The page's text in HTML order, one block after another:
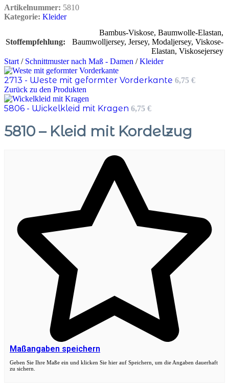
Artikelnummer: 5810
Kategorie: Kleider
Stoffempfehlung
Bambus-Viskose, Baumwolle-Elastan,
Baumwolljersey, Jersey, Modaljersey, Viskose-
Elastan, Viskosejersey
Start / Schnittmuster nach Maß - Damen / Kleider
2713 - Weste mit geformter Vorderkante 6,75 €
Zurück zu den Produkten
5806 - Wickelkleid mit Kragen 6,75 €
5810 – Kleid mit Kordelzug
Maßangaben speichern
Geben Sie Ihre Maße ein und klicken Sie hier auf Speichern, um die Angaben dauerhaft
zu sichern.